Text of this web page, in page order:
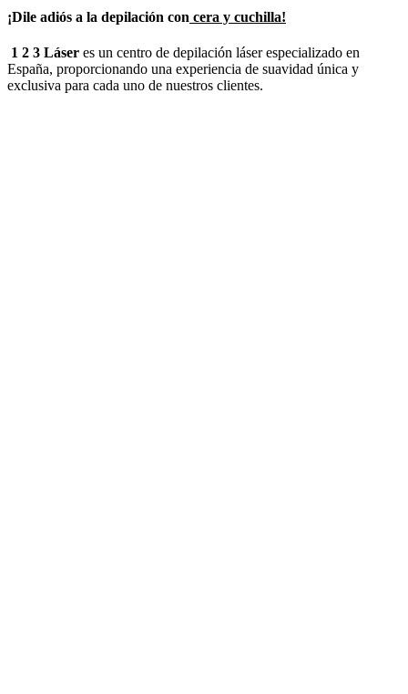
¡Dile adiós a la depilación con cera y cuchilla!
1 2 3 Láser es un centro de depilación láser especializado en
España, proporcionando una experiencia de suavidad única y
exclusiva para cada uno de nuestros clientes.